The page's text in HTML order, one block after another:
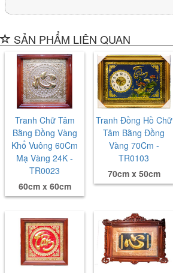
SẢN PHẨM LIÊN QUAN
Tranh Chữ Tâm
Bằng Đồng Vàng
Khổ Vuông 60Cm
Mạ Vàng 24K -
TR0023
60cm x 60cm
Tranh Đồng Hồ Chữ
Tâm Bằng Đồng
Vàng 70Cm -
TR0103
70cm x 50cm